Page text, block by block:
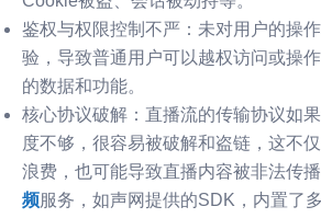
鉴权与权限控制不严 ：未对用户的操
验，导致普通用户可以越权访问或操
的数据和功能。
核心协议破解 ：直播流的传输协议如
度不够，很容易被破解和盗链，这不
浪费，也可能导致直播内容被非法传
频服务，如声网提供的SDK，内置了